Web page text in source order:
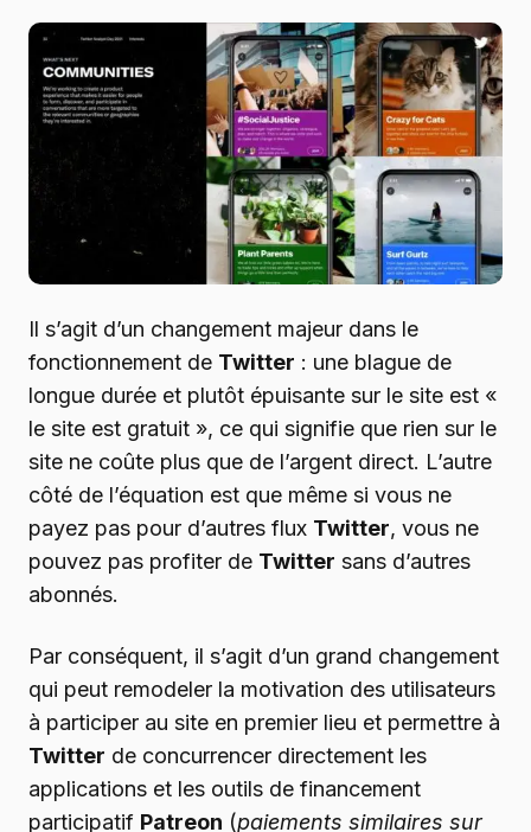
Il s’agit d’un changement majeur dans le
fonctionnement de Twitter : une blague de
longue durée et plutôt épuisante sur le site est «
le site est gratuit », ce qui signifie que rien sur le
site ne coûte plus que de l’argent direct. L’autre
côté de l’équation est que même si vous ne
payez pas pour d’autres flux Twitter, vous ne
pouvez pas profiter de Twitter sans d’autres
abonnés.
Par conséquent, il s’agit d’un grand changement
qui peut remodeler la motivation des utilisateurs
à participer au site en premier lieu et permettre à
Twitter de concurrencer directement les
applications et les outils de financement
participatif Patreon (paiements similaires sur